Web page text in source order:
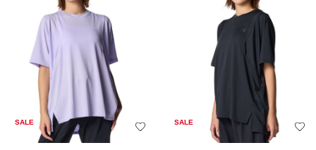
SALE SALE